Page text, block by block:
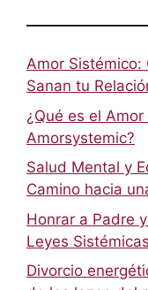
Amor Sistémico:
Sanan tu
¿Qué es el
Amorsystemic?
Salud Mental y
Camino hacia
Honrar a Padre
Leyes Sistémicas
Divorcio